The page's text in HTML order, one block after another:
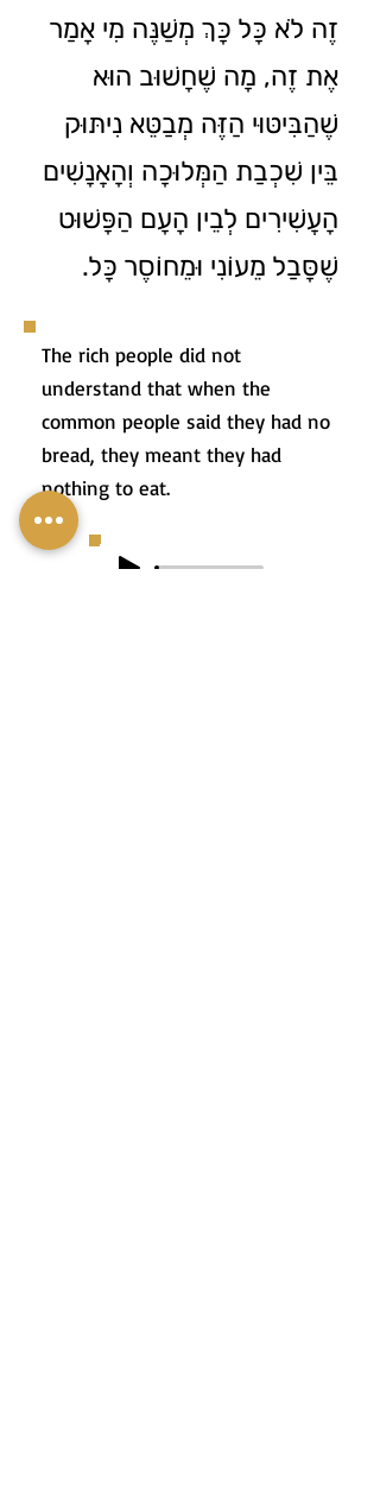
זֶה לֹא כָּל כָּךְ מְשַׁנֶּה מִי אָמַר
אֶת זֶה, מָה שֶׁחָשׁוּב הוּא
שֶׁהַבִּיטּוּי הַזֶּה מְבַטֵּא נִיתּוּק
בֵּין שִׁכְבַת הַמְּלוּכָה וְהָאֲנָשִׁים
הָעֲשִׁירִים לְבֵין הָעָם הַפָּשׁוּט
שֶׁסָּבַל מֵעוֹנִי וּמֵחוֹסֶר כָּל.
The rich people did not
understand that when the
common people said they had no
bread, they meant they had
nothing to eat.